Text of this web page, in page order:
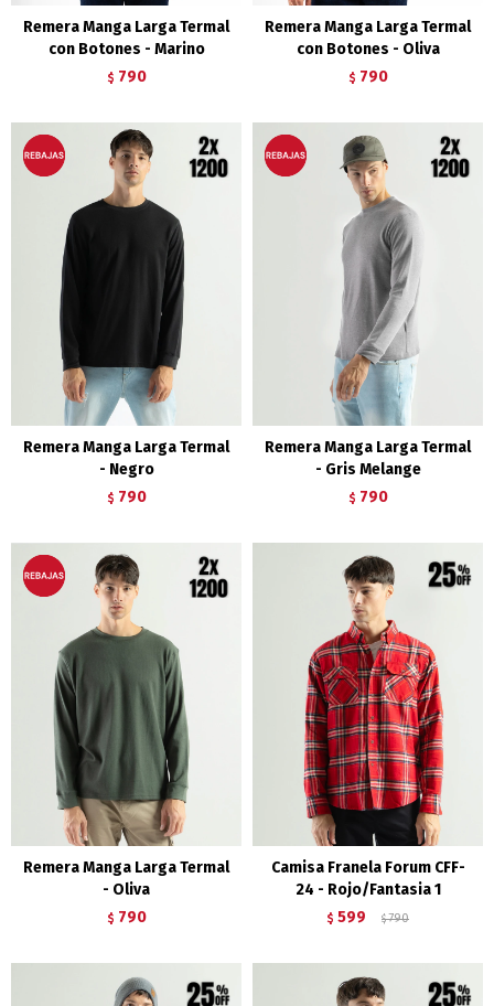
Remera Manga Larga Termal
con Botones - Marino
$ 790
Remera Manga Larga Termal
con Botones - Oliva
$ 790
Remera Manga Larga Termal
- Negro
$ 790
Remera Manga Larga Termal
- Gris Melange
$ 790
Remera Manga Larga Termal
- Oliva
$ 790
Camisa Franela Forum CFF-
24 - Rojo/Fantasia 1
$ 599 $ 790